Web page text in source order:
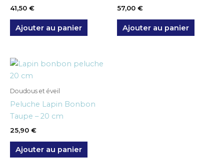
41,50 €
Ajouter au panier
57,00 €
Ajouter au panier
Doudous et éveil
Peluche Lapin Bonbon
Taupe – 20 cm
25,90 €
Ajouter au panier